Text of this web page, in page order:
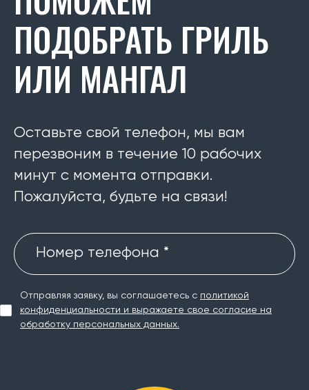
ПОДОБРАТЬ ГРИЛЬ
ИЛИ МАНГАЛ
Оставьте свой телефон, мы вам
перезвоним в течение 10 рабочих
минут с момента отправки.
Пожалуйста, будьте на связи!
Номер телефона *
Отправляя заявку, вы соглашаетесь с политикой
конфиденциальности и выражаете свое согласие на
обработку персональных данных.